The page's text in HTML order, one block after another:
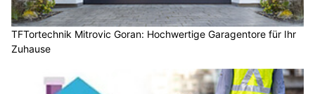
TFTortechnik Mitrovic Goran: Hochwertige Garagentore für Ihr
Zuhause